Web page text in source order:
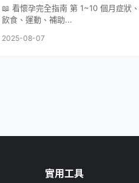
📖 看懷孕完全指南 第 1~10 個月症狀、
飲食、運動、補助...
2025-08-07
實用工具